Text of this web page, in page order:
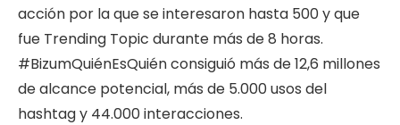
acción por la que se interesaron hasta 500 y que
fue Trending Topic durante más de 8 horas.
#BizumQuiénEsQuién consiguió más de 12,6 millones
de alcance potencial, más de 5.000 usos del
hashtag y 44.000 interacciones.